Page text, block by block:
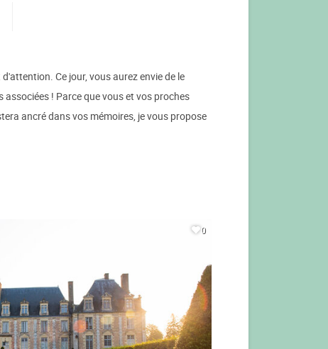
Ce jour, vous aurez envie de le
! Parce que vous et vos proches
ancré dans vos mémoires, je vous propose
0